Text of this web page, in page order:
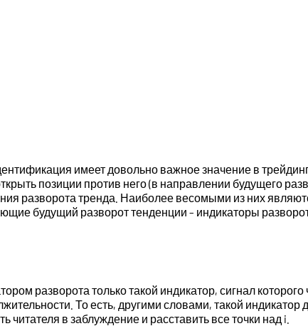
имеет довольно важное значение в
позиции против него (в направлении будущего
разворота тренда. Наиболее весомыми из них
будущий разворот тенденции – индикаторы
разворота только такой индикатор, сигнал
То есть, другими словами, такой
читателя в заблуждение и расставить все точки над i.